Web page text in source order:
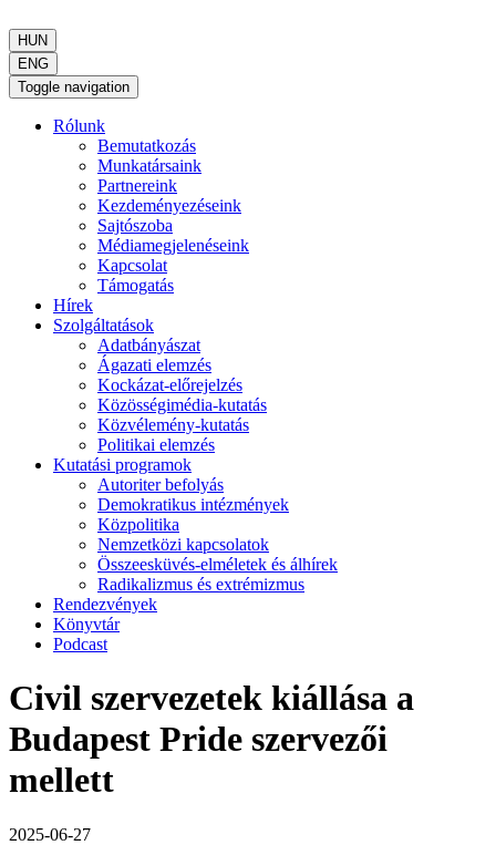
HUN
ENG
Toggle navigation
Rólunk
Bemutatkozás
Munkatársaink
Partnereink
Kezdeményezéseink
Sajtószoba
Médiamegjelenéseink
Kapcsolat
Támogatás
Hírek
Szolgáltatások
Adatbányászat
Ágazati elemzés
Kockázat-előrejelzés
Közösségimédia-kutatás
Közvélemény-kutatás
Politikai elemzés
Kutatási programok
Autoriter befolyás
Demokratikus intézmények
Közpolitika
Nemzetközi kapcsolatok
Összeesküvés-elméletek és álhírek
Radikalizmus és extrémizmus
Rendezvények
Könyvtár
Podcast
Civil szervezetek kiállása a
Budapest Pride szervezői
mellett
2025-06-27